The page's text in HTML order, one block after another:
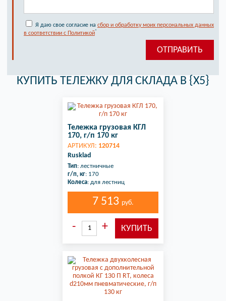
Я даю свое согласие на сбор и обработку моих персональных данных
в соответствии с Политикой*
КУПИТЬ ТЕЛЕЖКУ ДЛЯ СКЛАДА В {X5}
Тележка грузовая КГЛ
170, г/п 170 кг
АРТИКУЛ: 120714
Rusklad
Тип: лестничные
г/п, кг: 170
Колеса: для лестниц
7 513 руб.